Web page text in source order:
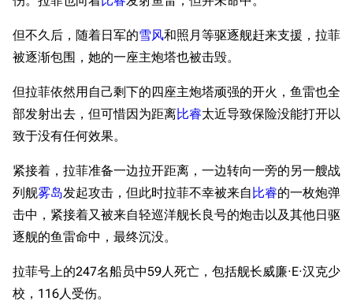
但不久后，随着日军的雪风和照月等驱逐舰赶来支援，拉菲
被逐渐包围，她的一座主炮塔也被击毁。
但拉菲依然用自己剩下的四座主炮塔顽强的开火，鱼雷也全
部发射出去，但可惜因为距离比睿太近导致保险没能打开以
致于没有任何效果。
紧接着，拉菲准备一边拉开距离，一边转向一旁的另一艘战
列舰雾岛发起攻击，但此时拉菲不幸被来自 比睿的一枚炮弹
击中，紧接着又被来自轻巡洋舰长良号的炮击以及其他日驱
逐舰的鱼雷命中，最终沉没。
拉菲号上的247名船员中59人死亡，包括舰长威廉·E·汉克少
校，116人受伤。